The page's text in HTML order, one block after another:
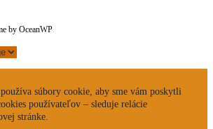
by OceanWP
súbory cookie, aby sme vám poskytli
používateľov – sleduje relácie
stránke.